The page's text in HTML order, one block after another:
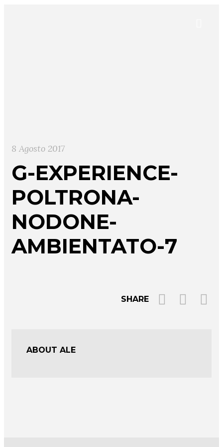
8 Agosto 2017
G-EXPERIENCE-
POLTRONA-
NODONE-
AMBIENTATO-7
SHARE
ABOUT ALE